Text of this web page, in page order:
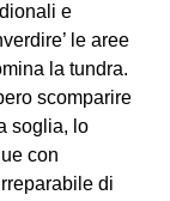
e
le aree
la tundra.
scomparire
soglia, lo
con
di